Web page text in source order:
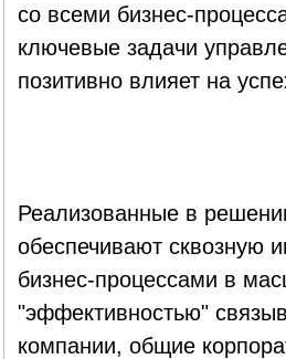
со всеми бизнес-
ключевые задачи
позитивно влияет на
Реализованные в
обеспечивают сквозную
бизнес-процессами в
"эффективностью"
компании, общие